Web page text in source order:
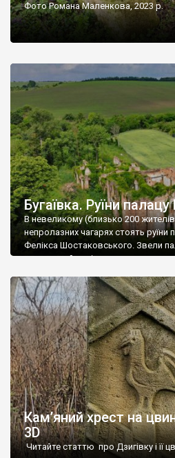
Фото Романа Маленкова, 2023 р.
Бугаївка. Руїни
В невеликому (близько 200
непролазних чагарях стоять руїни
Фелікса Шостаковського. Звели
радянський період у ньому
століття тут розмістили
палацу виїхала лікарня – ми точно
Кам’яний хрест на
3D
Читайте статтю про Дзигівку і її